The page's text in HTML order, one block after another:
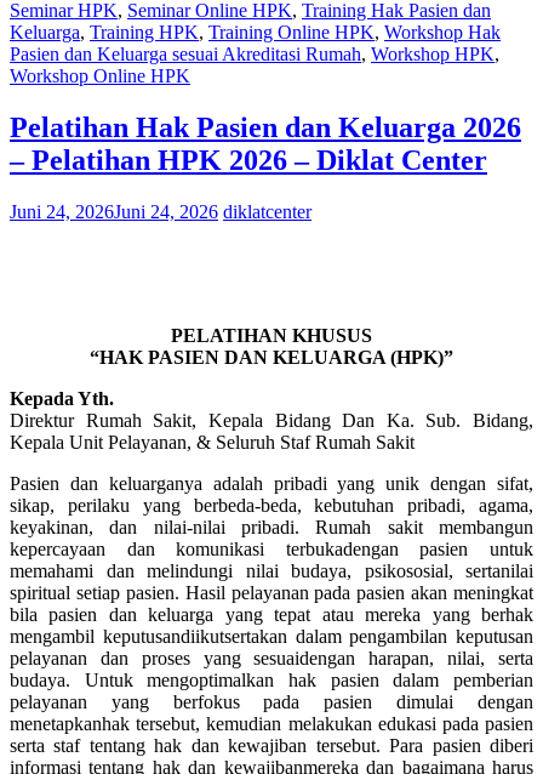
Seminar HPK, Seminar Online HPK, Training Hak Pasien dan
Keluarga, Training HPK, Training Online HPK, Workshop Hak
Pasien dan Keluarga sesuai Akreditasi Rumah, Workshop HPK,
Workshop Online HPK
Pelatihan Hak Pasien dan Keluarga 2026
– Pelatihan HPK 2026 – Diklat Center
Juni 24, 2026Juni 24, 2026 diklatcenter
PELATIHAN KHUSUS
“HAK PASIEN DAN KELUARGA (HPK)”
Kepada Yth.
Direktur Rumah Sakit, Kepala Bidang Dan Ka. Sub. Bidang,
Kepala Unit Pelayanan, & Seluruh Staf Rumah Sakit
Pasien dan keluarganya adalah pribadi yang unik dengan sifat,
sikap, perilaku yang berbeda-beda, kebutuhan pribadi, agama,
keyakinan, dan nilai-nilai pribadi. Rumah sakit membangun
kepercayaan dan komunikasi terbukadengan pasien untuk
memahami dan melindungi nilai budaya, psikososial, sertanilai
spiritual setiap pasien. Hasil pelayanan pada pasien akan meningkat
bila pasien dan keluarga yang tepat atau mereka yang berhak
mengambil keputusandiikutsertakan dalam pengambilan keputusan
pelayanan dan proses yang sesuaidengan harapan, nilai, serta
budaya. Untuk mengoptimalkan hak pasien dalam pemberian
pelayanan yang berfokus pada pasien dimulai dengan
menetapkanhak tersebut, kemudian melakukan edukasi pada pasien
serta staf tentang hak dan kewajiban tersebut. Para pasien diberi
informasi tentang hak dan kewajibanmereka dan bagaimana harus